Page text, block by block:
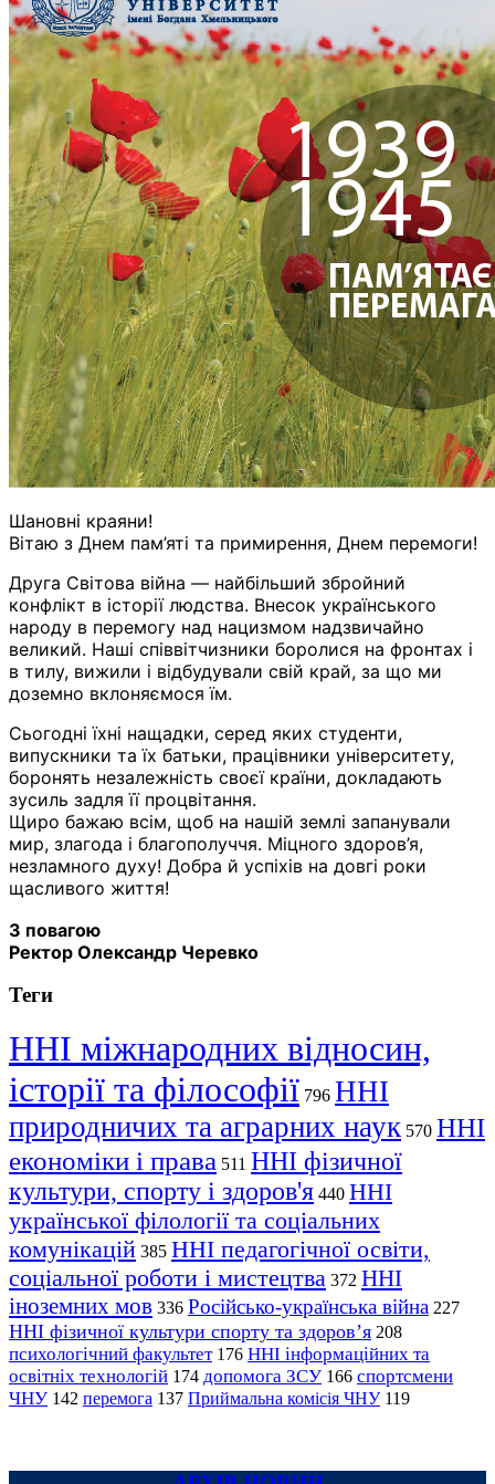
Шановні краяни!
Вітаю з Днем пам’яті та примирення, Днем перемоги!
Друга Світова війна — найбільший збройний
конфлікт в історії людства. Внесок українського
народу в перемогу над нацизмом надзвичайно
великий. Наші співвітчизники боролися на фронтах і
в тилу, вижили і відбудували свій край, за що ми
доземно вклоняємося їм.
Сьогодні їхні нащадки, серед яких студенти,
випускники та їх батьки, працівники університету,
боронять незалежність своєї країни, докладають
зусиль задля її процвітання.
Щиро бажаю всім, щоб на нашій землі запанували
мир, злагода і благополуччя. Міцного здоров’я,
незламного духу! Добра й успіхів на довгі роки
щасливого життя!
З повагою
Ректор Олександр Черевко
Теги
ННІ міжнародних відносин,
історії та філософії 796 ННІ
природничих та аграрних наук 570 ННІ
економіки і права 511 ННІ фізичної
культури, спорту і здоров'я 440 ННІ
української філології та соціальних
комунікацій 385 ННІ педагогічної освіти,
соціальної роботи і мистецтва 372 ННІ
іноземних мов 336 Російсько-українська війна 227
ННІ фізичної культури спорту та здоров’я 208
психологічний факультет 176 ННІ інформаційних та
освітніх технологій 174 допомога ЗСУ 166 спортсмени
ЧНУ 142 перемога 137 Приймальна комісія ЧНУ 119